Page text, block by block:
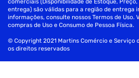
comerciais (Disponibilidade de Estoque,
entrega) são válidas para a região de entrega
informações, consulte nossos Termos de Uso.
compras de Uso e Consumo de Pessoa Física.
© Copyright 2021 Martins Comércio e Serviço
os direitos reservados